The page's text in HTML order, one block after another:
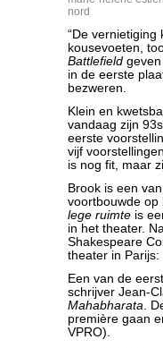
nord
“De
kousevoeten,
Battlefield
in de eerste
bezweren.
Klein en
vandaag zijn
eerste
vijf
is nog fit, maar
Brook is een
voortbouwde op
lege ruimte is
in het theater.
Shakespeare
theater in
Een van de
schrijver Jean-
Mahabharata.
première gaan
VPRO).